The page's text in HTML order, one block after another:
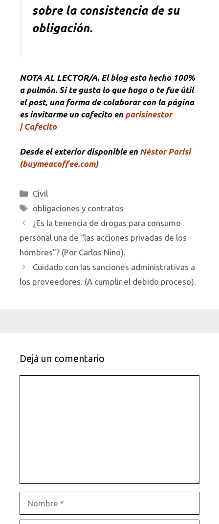
sobre la consistencia de su
obligación.
NOTA AL LECTOR/A. El blog esta hecho 100%
a pulmón. Si te gusta lo que hago o te fue útil
el post, una forma de colaborar con la página
es invitarme un cafecito en parisinestor
| Cafecito
Desde el exterior disponible en Néstor Parisi
(buymeacoffee.com)
Categorías
Civil
Etiquetas
obligaciones y contratos
¿Es la tenencia de drogas para consumo
personal una de “las acciones privadas de los
hombres”? (Por Carlos Nino).
Cuidado con las sanciones administrativas a
los proveedores. (A cumplir el debido proceso).
Dejá un comentario